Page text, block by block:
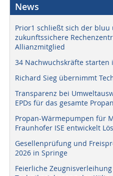
News
Prior1 schließt sich der
zukunftssichere
Allianzmitglied
34 Nachwuchskräfte starten
Richard Sieg übernimmt
Transparenz bei
EPDs für das gesamte
Propan-Wärmepumpen für
Fraunhofer ISE entwickelt
Gesellenprüfung und
2026 in Springe
Feierliche